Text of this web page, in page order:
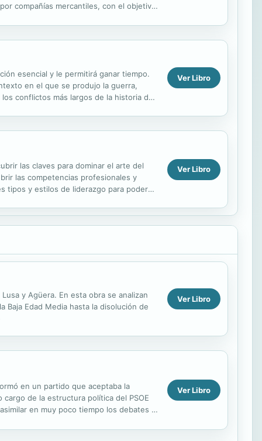
compañías mercantiles, con el objetivo
esencial y le permitirá ganar tiempo.
en el que se produjo la guerra,
conflictos más largos de la historia de
Ver Libro
las claves para dominar el arte del
las competencias profesionales y
tipos y estilos de liderazgo para poder
Ver Libro
y Agüera. En esta obra se analizan
Edad Media hasta la disolución de
Ver Libro
en un partido que aceptaba la
de la estructura política del PSOE
en muy poco tiempo los debates y
Ver Libro